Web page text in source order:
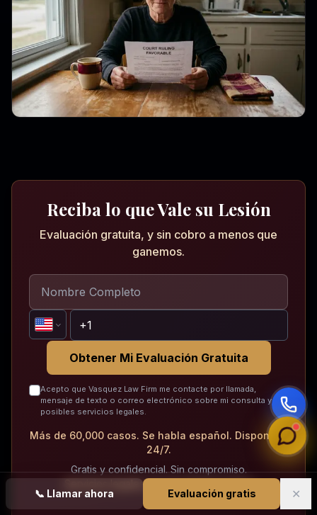
📞 Llamar ahora Evaluación gratis ✕
Reciba lo que Vale su Lesión
Evaluación gratuita, y sin cobro a menos que
ganemos.
Obtener Mi Evaluación Gratuita
Acepto que Vasquez Law Firm me contacte por llamada,
mensaje de texto o correo electrónico sobre mi consulta y
posibles servicios legales.
Más de 60,000 casos. Se habla español. Disponible
24/7.
Gratis y confidencial. Sin compromiso.
Servicios legales en todo North Carolina